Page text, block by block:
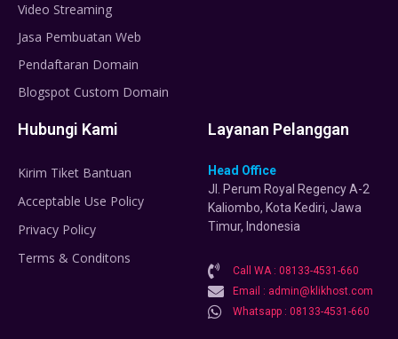
Video Streaming
Jasa Pembuatan Web
Pendaftaran Domain
Blogspot Custom Domain
Hubungi Kami
Kirim Tiket Bantuan
Acceptable Use Policy
Privacy Policy
Terms & Conditons
Layanan Pelanggan
Head Office
Jl. Perum Royal Regency A-2
Kaliombo, Kota Kediri, Jawa
Timur, Indonesia
Call WA : 08133-4531-660
Email : admin@klikhost.com
Whatsapp : 08133-4531-660